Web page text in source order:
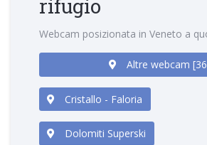
rifugio
Webcam posizionata in Veneto a
Altre webcam
Cristallo - Faloria
Dolomiti Superski